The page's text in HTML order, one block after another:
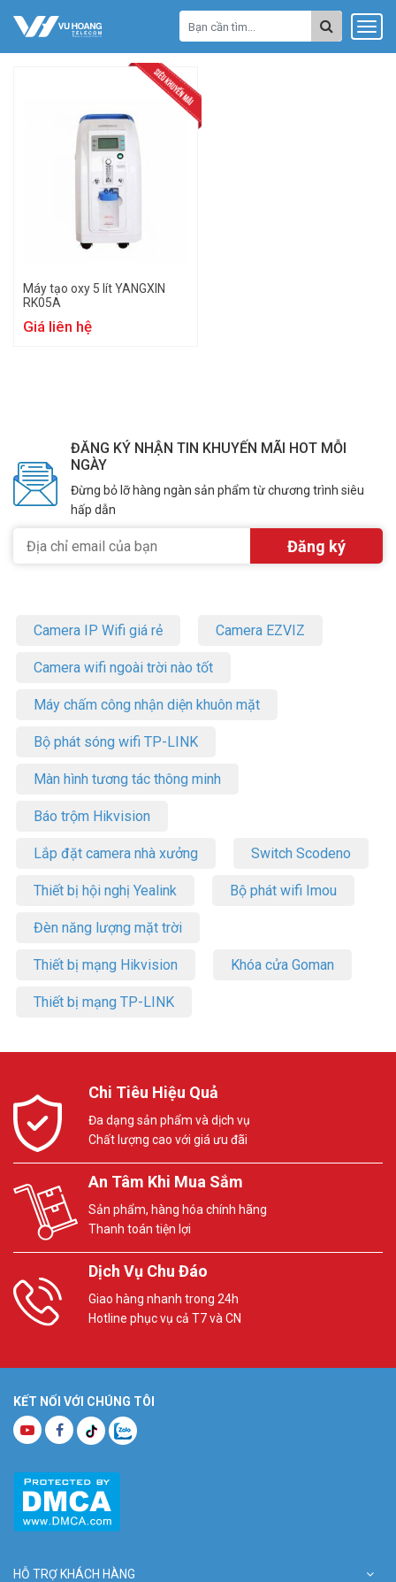
Máy tạo oxy 5 lít YANGXIN
RK05A
Giá liên hệ
ĐĂNG KÝ NHẬN TIN KHUYẾN MÃI HOT MỖI
NGÀY
Đừng bỏ lỡ hàng ngàn sản phẩm từ chương trình siêu
hấp dẫn
Camera IP Wifi giá rẻ Camera EZVIZ
Camera wifi ngoài trời nào tốt
Máy chấm công nhận diện khuôn mặt
Bộ phát sóng wifi TP-LINK
Màn hình tương tác thông minh
Báo trộm Hikvision
Lắp đặt camera nhà xưởng Switch Scodeno
Thiết bị hội nghị Yealink Bộ phát wifi Imou
Đèn năng lượng mặt trời
Thiết bị mạng Hikvision Khóa cửa Goman
Thiết bị mạng TP-LINK
Chi Tiêu Hiệu Quả
Đa dạng sản phẩm và dịch vụ
Chất lượng cao với giá ưu đãi
An Tâm Khi Mua Sắm
Sản phẩm, hàng hóa chính hãng
Thanh toán tiện lợi
Dịch Vụ Chu Đáo
Giao hàng nhanh trong 24h
Hotline phục vụ cả T7 và CN
KẾT NỐI VỚI CHÚNG TÔI
HỖ TRỢ KHÁCH HÀNG